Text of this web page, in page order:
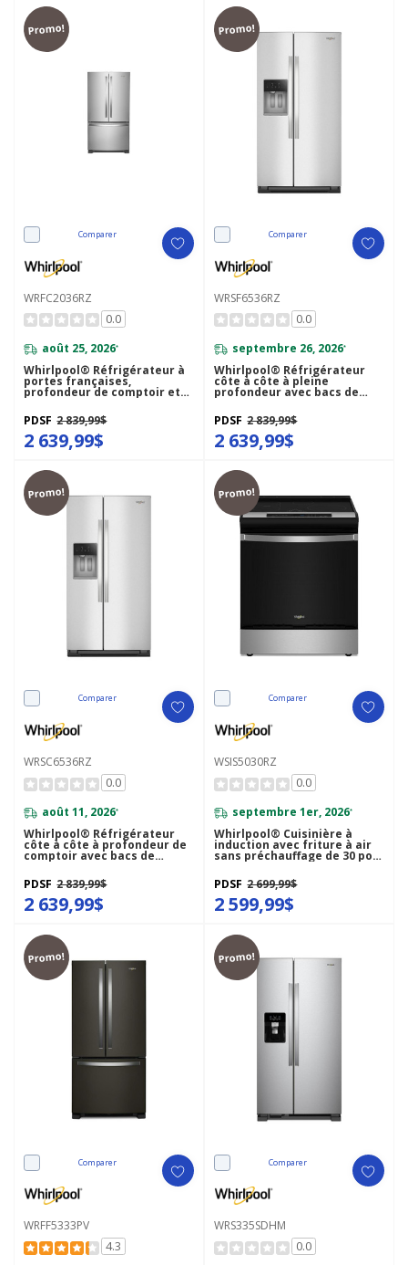
Promo!
Comparer
WRFC2036RZ
0.0
août 25, 2026*
Whirlpool® Réfrigérateur à
portes françaises,
profondeur de comptoir et
congélateur inférieur - 36po
- 20picu WRFC2036RZ
PDSF 2 839,99$
2 639,99$
Promo!
Comparer
WRSF6536RZ
0.0
septembre 26, 2026*
Whirlpool® Réfrigérateur
côte à côte à pleine
profondeur avec bacs de
préparation et de
rangement - 36 pi cu
WRSF6536RZ
PDSF 2 839,99$
2 639,99$
Promo!
Comparer
WRSC6536RZ
0.0
août 11, 2026*
Whirlpool® Réfrigérateur
côte à côte à profondeur de
comptoir avec bacs de
préparation et de
rangement - 36 pi cu
WRSC6536RZ
PDSF 2 839,99$
2 639,99$
Promo!
Comparer
WSIS5030RZ
0.0
septembre 1er, 2026*
Whirlpool® Cuisinière à
induction avec friture à air
sans préchauffage de 30 po
WSIS5030RZ
PDSF 2 699,99$
2 599,99$
Promo!
Comparer
WRFF5333PV
4.3
Promo!
Comparer
WRS335SDHM
0.0